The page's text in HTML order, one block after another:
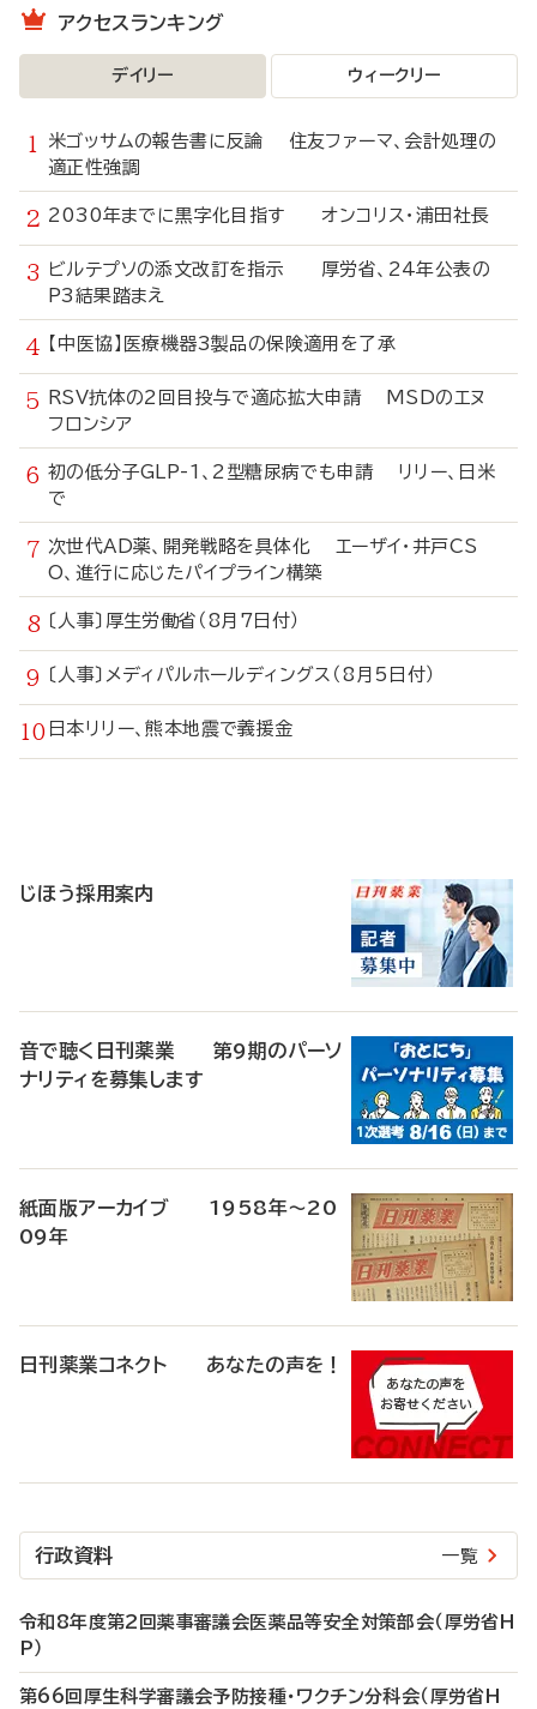
アクセスランキング
デイリー ウィークリー
米ゴッサムの報告書に反論 住友ファーマ、会計処理の
適正性強調
2030年までに黒字化目指す オンコリス・浦田社長
ビルテプソの添文改訂を指示 厚労省、24年公表の
P3結果踏まえ
【中医協】医療機器3製品の保険適用を了承
RSV抗体の2回目投与で適応拡大申請 MSDのエヌ
フロンシア
初の低分子GLP-1、2型糖尿病でも申請 リリー、日米
で
次世代AD薬、開発戦略を具体化 エーザイ・井戸CS
O、進行に応じたパイプライン構築
〔人事〕厚生労働省（8月7日付）
〔人事〕メディパルホールディングス（8月5日付）
日本リリー、熊本地震で義援金
じほう採用案内
音で聴く日刊薬業 第9期のパーソ
ナリティを募集します
紙面版アーカイブ 1958年～20
09年
日刊薬業コネクト あなたの声を！
行政資料 一覧
令和8年度第2回薬事審議会医薬品等安全対策部会（厚労省H
P）
第66回厚生科学審議会予防接種・ワクチン分科会（厚労省H